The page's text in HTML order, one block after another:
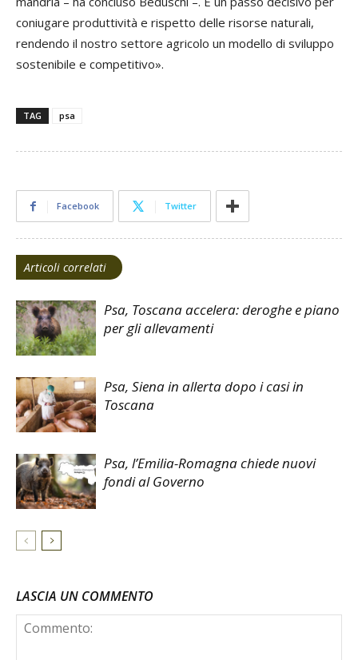
coniugare produttività e rispetto delle risorse naturali,
rendendo il nostro settore agricolo un modello di sviluppo
sostenibile e competitivo».
TAG psa
Facebook Twitter
Articoli correlati
Psa, Toscana accelera: deroghe e piano
per gli allevamenti
Psa, Siena in allerta dopo i casi in
Toscana
Psa, l’Emilia-Romagna chiede nuovi
fondi al Governo
LASCIA UN COMMENTO